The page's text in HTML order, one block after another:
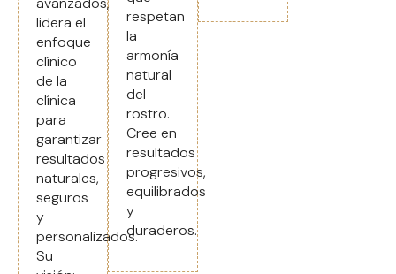
lidera el
enfoque
clínico
de la
clínica
para
garantizar
resultados
naturales,
seguros
y
personalizados.
Su
respetan
la
armonía
natural
del
rostro.
Cree en
resultados
progresivos,
equilibrados
y
duraderos.